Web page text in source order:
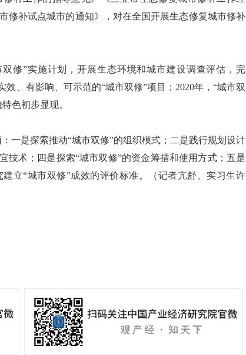
修补试点城市的通知》，对在全国开展生态修复城市修补
”实施计划，开展生态环境和城市建设调查评估，完
、有影响、可示范的“城市双修”项目；2020年，“城市双
色初步显现。
是探索推动“城市双修”的组织模式；二是践行规划设计
技术；四是探索“城市双修”的资金筹措和使用方式；五是
立“城市双修”成效的评价标准。（记者亢舒、实习生许